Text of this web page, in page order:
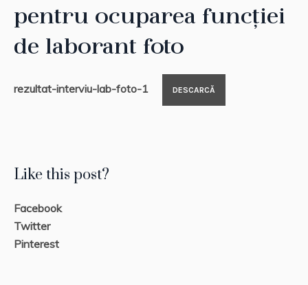
pentru ocuparea funcției
de laborant foto
rezultat-interviu-lab-foto-1 DESCARCĂ
Like this post?
Facebook
Twitter
Pinterest